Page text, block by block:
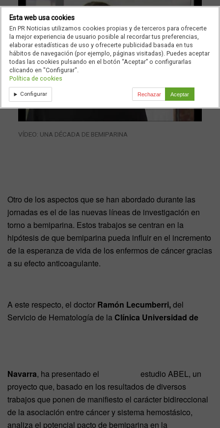
VÍDEO: UNA DÉCADA DE BEMIPARINA
Otro de los aspectos que se han abordado durante las
jornadas es el de las nuevas líneas de investigación en
torno a bemiparina. Estos trabajos se centran en la
hipótesis de que bemiparina pueda influir en el incremento
de la esperanza de vida de los enfermos de cáncer gracias
a su efecto anticoagulante.
A este respecto, el doctor Ramón Lecumberri,del
Servicio de Hematología de la Clínica Universidad de
Navarra, ha presentado el
estudio ABEL, un
proyecto que, basado en los resultados de diversos
trabajos que ponen de manifiesto el carácter bidireccional
de la asociación entre cáncer y sistema hemostásico,
analiza el potencial pacto de bemiparina en la
Esta web usa cookies
En PR Noticias utilizamos cookies propias y de terceros para ofrecerte
la mejor experiencia de usuario posible al recordar tus preferencias,
elaborar estadísticas de uso y ofrecerte publicidad basada en tus
hábitos de navegación (por ejemplo, páginas visitadas). Puedes aceptar
todas las cookies pulsando en el botón “Aceptar” o configurarlas
clicando en "Configurar".
Política de cookies
Configurar Rechazar Aceptar